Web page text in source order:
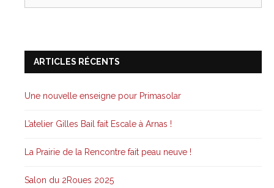
ARTICLES RÉCENTS
Une nouvelle enseigne pour Primasolar
L’atelier Gilles Bail fait Escale à Arnas !
La Prairie de la Rencontre fait peau neuve !
Salon du 2Roues 2025